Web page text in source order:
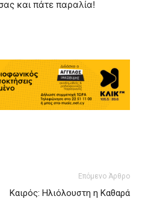
και πάτε παραλία!
Επόμενο Άρθρο
Καιρός: Ηλιόλουστη η Καθαρά